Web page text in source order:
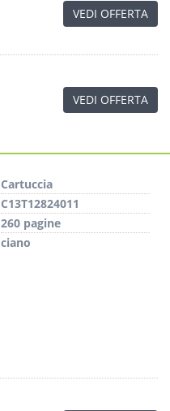
VEDI OFFERTA
VEDI OFFERTA
Cartuccia
C13T12824011
260 pagine
ciano